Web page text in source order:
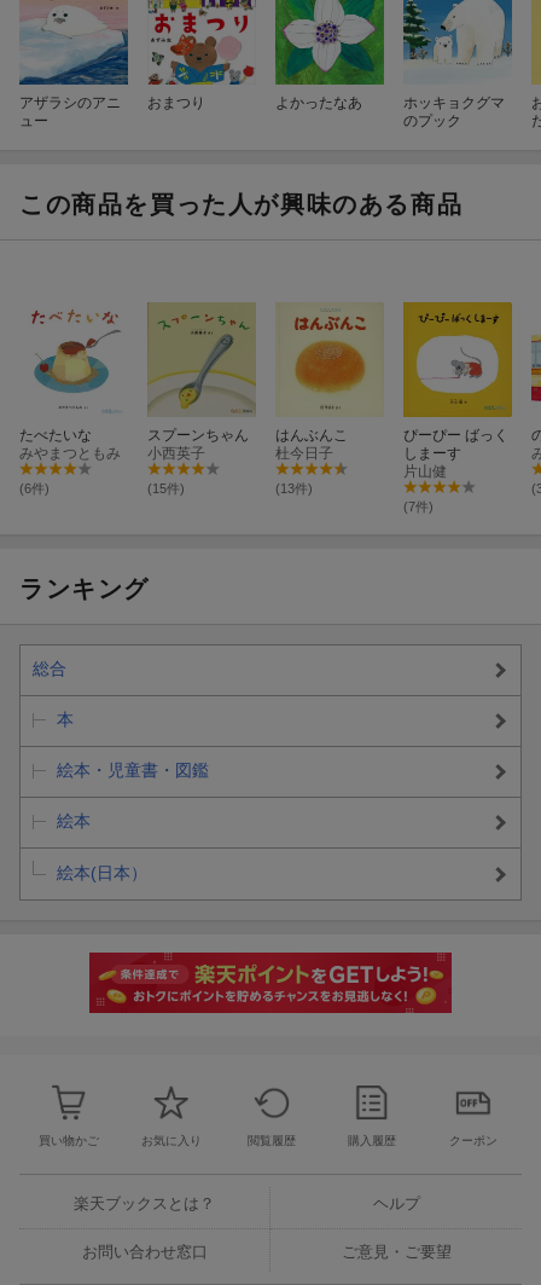
アザラシのアニ
ュー
おまつり よかったなあ
ホッキョクグマ
のプック
この商品を買った人が興味のある商品
たべたいな
みやまつともみ
(6件)
スプーンちゃん
小西英子
(15件)
はんぶんこ
杜今日子
(13件)
ぴーぴー ばっく
しまーす
片山健
(7件)
ランキング
総合
本
絵本・児童書・図鑑
絵本
絵本(日本）
買い物かご お気に入り 閲覧履歴 購入履歴 クーポン
楽天ブックスとは？ ヘルプ
お問い合わせ窓口 ご意見・ご要望